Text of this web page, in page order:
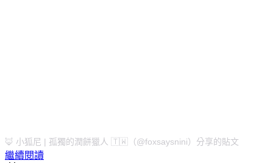
🦊 小狐尼 | 孤獨的潤餅獵人 🇹🇼（@foxsaysnini）分享的貼文
繼續閱讀